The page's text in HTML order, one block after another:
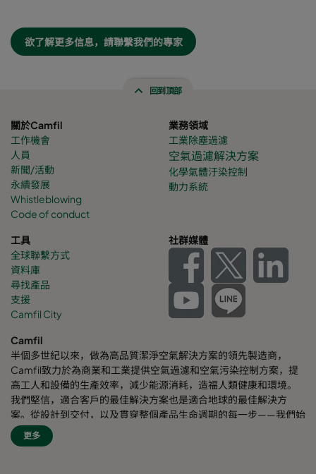
欲了解更多信息，請聯繫我們的專家
回到頂部
關於Camfil
工作機會
人員
新聞/活動
永續發展
Whistleblowing
Code of conduct
業務領域
工業除塵過濾
空氣過濾解決方案
化學氣體汙染控制
動力系統
工具
全球聯繫方式
資料庫
尋找產品
支援
Camfil City
社群媒體
Camfil
半個多世紀以來，做為高品質潔淨空氣解決方案的領先製造商，
Camfil致力於為商業和工業提供空氣過濾和空氣污染控制方案，提
高工人和設備的生產效率，減少能源消耗，造福人類健康和環境。
我們堅信，適合客戶的最佳解決方案也是適合地球的最佳解決方
案。從設計到交付，以及貫穿整個產品生命週期的每一步——我們始
終考慮我們的事業對周圍員工乃至對整個世界的影響。我們採用全
新的問題解決方案、創新的設計、精準的工藝控制，高度重視客
更多